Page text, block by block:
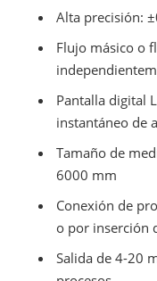
Alta precisión:
Flujo másico o
Pantalla digital
instantáneo de
Tamaño de
6000 mm
Conexión de
o por inserción
Salida de 4-20